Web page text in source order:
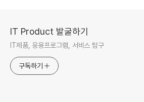
IT Product 발굴하기
IT제품, 응용프로그램, 서비스 탐구
구독하기